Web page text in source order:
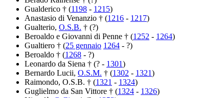
Gualderico † (1198 - 1215)
Anastasio di Venanzio † (1216 - 1217)
Gualterio, O.S.B. † (?)
Beroaldo e Giovanni di Penne † (1252 - 1264)
Gualtiero † (25 gennaio 1264 - ?)
Beroaldo † (1268 - ?)
Leonardo da Siena † (? - 1301)
Bernardo Lucii, O.S.M. † (1302 - 1321)
Raimondo, O.S.B. † (1321 - 1324)
Guglielmo da San Vittore † (1324 - 1326)